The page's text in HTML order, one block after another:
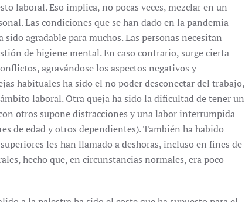
laboral. Eso implica, no pocas veces, mezclar en un
Las condiciones que se han dado en la pandemia
agradable para muchos. Las personas necesitan
de higiene mental. En caso contrario, surge cierta
agravándose los aspectos negativos y
habituales ha sido el no poder desconectar del trabajo,
laboral. Otra queja ha sido la dificultad de tener un
otros supone distracciones y una labor interrumpida
de edad y otros dependientes). También ha habido
les han llamado a deshoras, incluso en fines de
hecho que, en circunstancias normales, era poco